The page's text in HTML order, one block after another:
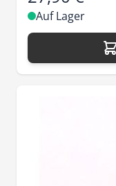
Auf Lager